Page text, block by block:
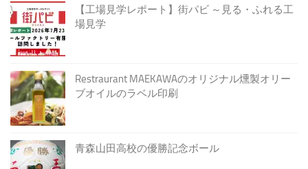
【工場見学レポート】街パビ ～見る・ふれる工
場見学
Restraurant MAEKAWAのオリジナル燻製オリー
ブオイルのラベル印刷
青森山田高校の優勝記念ボール